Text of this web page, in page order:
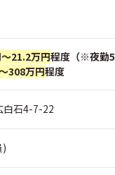
21.2万円程度（※夜勤5
308万円程度
白石4-7-22
)